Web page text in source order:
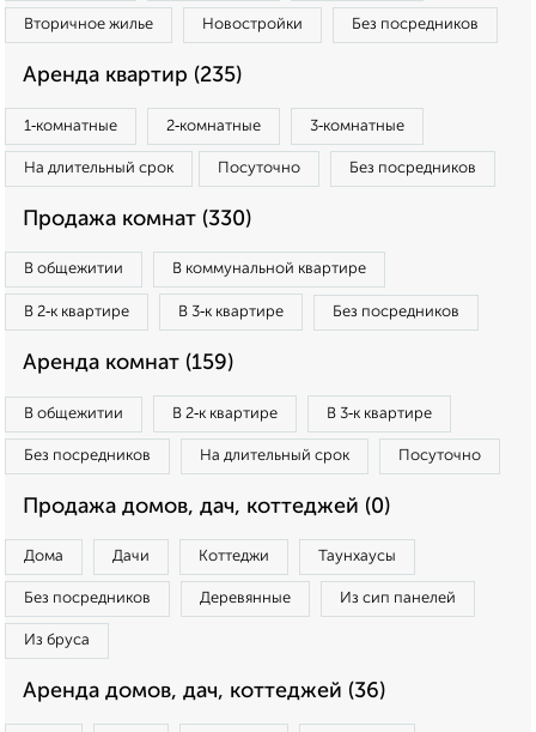
Вторичное жилье Новостройки Без посредников
Аренда квартир (235)
1‑комнатные 2‑комнатные 3‑комнатные
На длительный срок Посуточно Без посредников
Продажа комнат (330)
В общежитии В коммунальной квартире
В 2‑к квартире В 3‑к квартире Без посредников
Аренда комнат (159)
В общежитии В 2‑к квартире В 3‑к квартире
Без посредников На длительный срок Посуточно
Продажа домов, дач, коттеджей (0)
Дома Дачи Коттеджи Таунхаусы
Без посредников Деревянные Из сип панелей
Из бруса
Аренда домов, дач, коттеджей (36)